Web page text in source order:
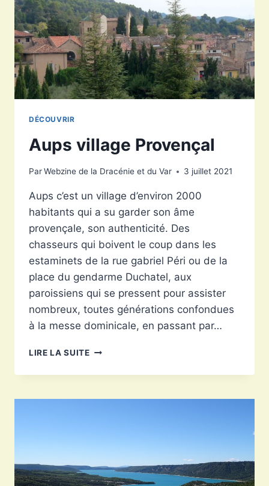
DÉCOUVRIR
Aups village Provençal
ParWebzine de la Dracénie et du Var 3 juillet 2021
Aups c’est un village d’environ 2000
habitants qui a su garder son âme
provençale, son authenticité. Des
chasseurs qui boivent le coup dans les
estaminets de la rue gabriel Péri ou de la
place du gendarme Duchatel, aux
paroissiens qui se pressent pour assister
nombreux, toutes générations confondues
à la messe dominicale, en passant par…
LIRE LA SUITEAUPS
PROVENÇAL